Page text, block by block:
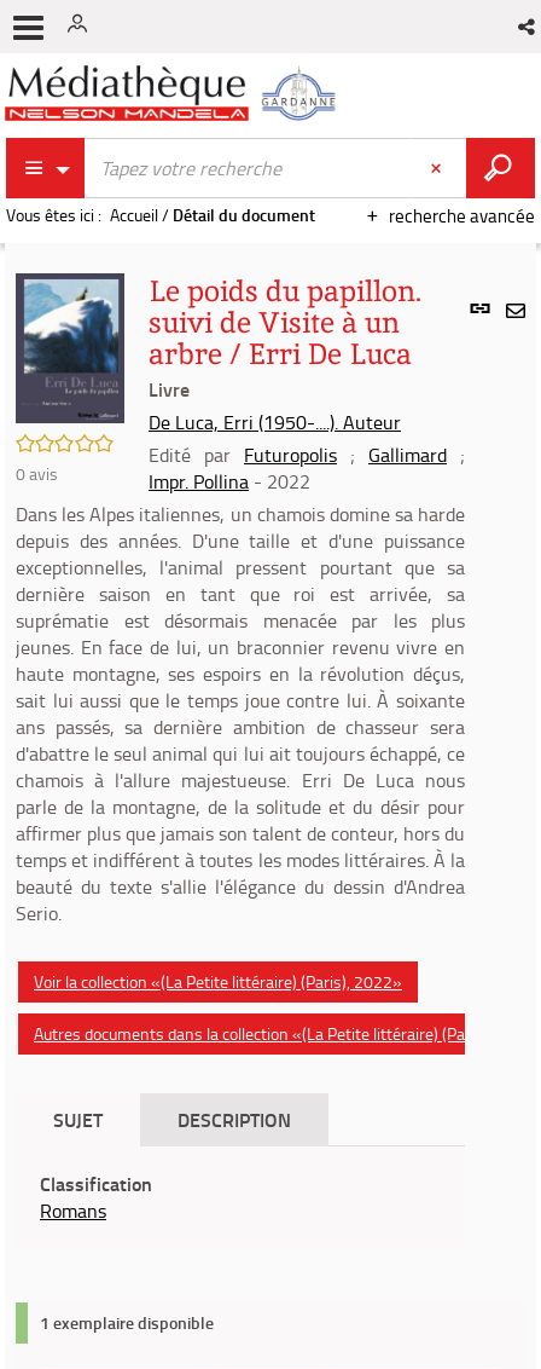
recherche avancée
Vous êtes ici : Accueil/ Détail du document
Lien
/5
0avis
Le poids du papillon.
suivi de Visite à un
arbre / Erri De Luca
Livre
De Luca, Erri (1950-....). Auteur
Edité par Futuropolis ; Gallimard ;
Impr. Pollina - 2022
Dans les Alpes italiennes, un chamois domine sa harde
depuis des années. D'une taille et d'une puissance
exceptionnelles, l'animal pressent pourtant que sa
dernière saison en tant que roi est arrivée, sa
suprématie est désormais menacée par les plus
jeunes. En face de lui, un braconnier revenu vivre en
haute montagne, ses espoirs en la révolution déçus,
sait lui aussi que le temps joue contre lui. À soixante
ans passés, sa dernière ambition de chasseur sera
d'abattre le seul animal qui lui ait toujours échappé, ce
chamois à l'allure majestueuse. Erri De Luca nous
parle de la montagne, de la solitude et du désir pour
affirmer plus que jamais son talent de conteur, hors du
temps et indifférent à toutes les modes littéraires. À la
beauté du texte s'allie l'élégance du dessin d'Andrea
Serio.
Voir la collection «(La Petite littéraire) (Paris), 2022»
Autres documents dans la collection «(La Petite littéraire) (Paris)»
SUJET DESCRIPTION
Classification
Romans
1 exemplaire disponible